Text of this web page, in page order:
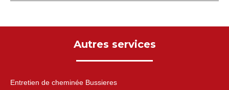
Autres services
Entretien de cheminée Bussieres